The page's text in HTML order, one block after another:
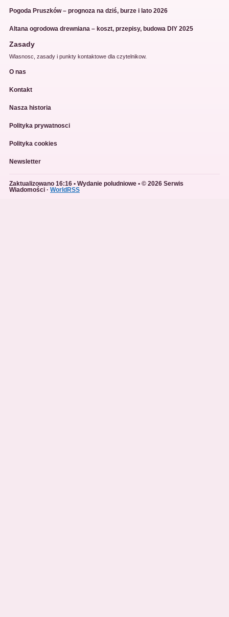
Pogoda Pruszków – prognoza na dziś, burze i lato 2026
Altana ogrodowa drewniana – koszt, przepisy, budowa DIY 2025
Zasady
Wlasnosc, zasady i punkty kontaktowe dla czytelnikow.
O nas
Kontakt
Nasza historia
Polityka prywatnosci
Polityka cookies
Newsletter
Zaktualizowano 16:16 • Wydanie poludniowe • © 2026 Serwis
Wiadomości · WorldRSS